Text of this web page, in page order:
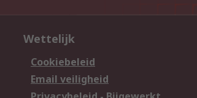
Wettelijk
Cookiebeleid
Email veiligheid